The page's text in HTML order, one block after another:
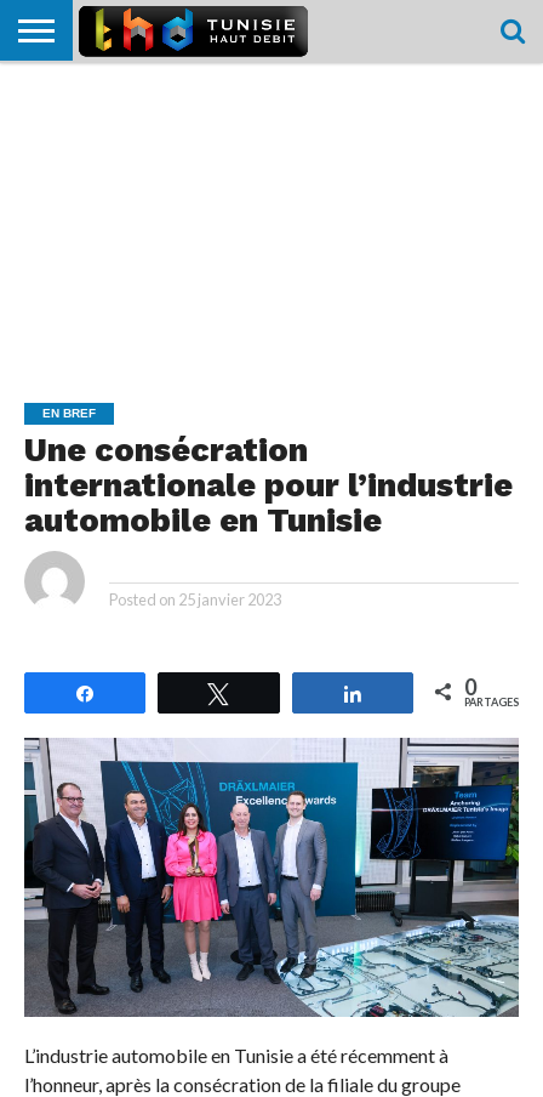
EN BREF
Une consécration
internationale pour l’industrie
automobile en Tunisie
Posted on 25 janvier 2023
Partagez 0
PARTAGES
L’industrie automobile en Tunisie a été récemment à
l’honneur, après la consécration de la filiale du groupe